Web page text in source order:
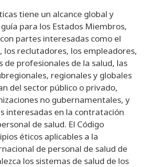
tiene un alcance global y
para los Estados Miembros,
partes interesadas como el
los reclutadores, los empleadores,
de profesionales de la salud, las
regionales y globales
del sector público o privado,
no gubernamentales, y
interesadas en la contratación
de salud. El Código
éticos aplicables a la
de personal de salud de
los sistemas de salud de los